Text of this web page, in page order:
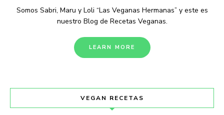
Somos Sabri, Maru y Loli “Las Veganas Hermanas” y este es
nuestro Blog de Recetas Veganas.
LEARN MORE
VEGAN RECETAS